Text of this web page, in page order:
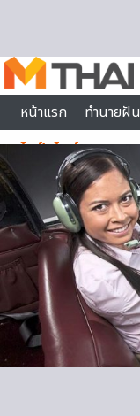
หน้าแรก
ทำนายฝัน
ไลฟ์สไตล์